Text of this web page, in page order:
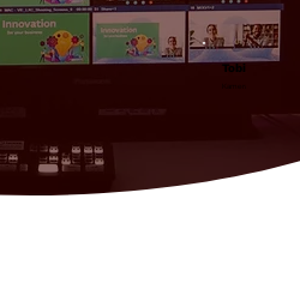
Tobias Ratz